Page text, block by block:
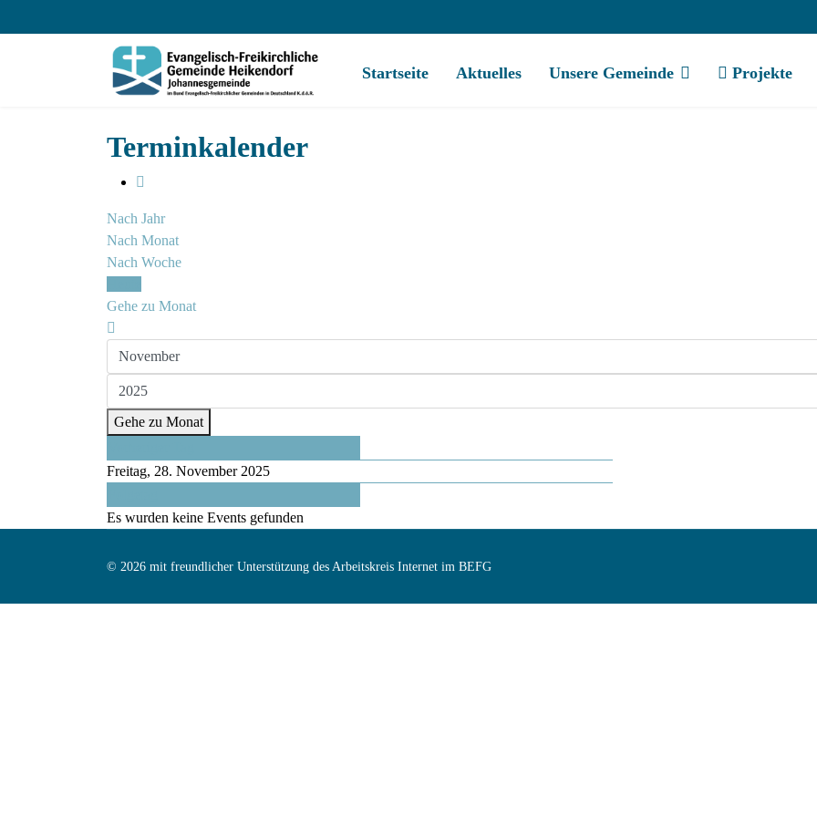
Startseite Aktuelles Unsere Gemeinde Projekte
Terminkalender
Nach Jahr
Nach Monat
Nach Woche
Gehe zu Monat
Gehe zu Monat
Freitag, 28. November 2025
Es wurden keine Events gefunden
© 2026 mit freundlicher Unterstützung des Arbeitskreis Internet im BEFG